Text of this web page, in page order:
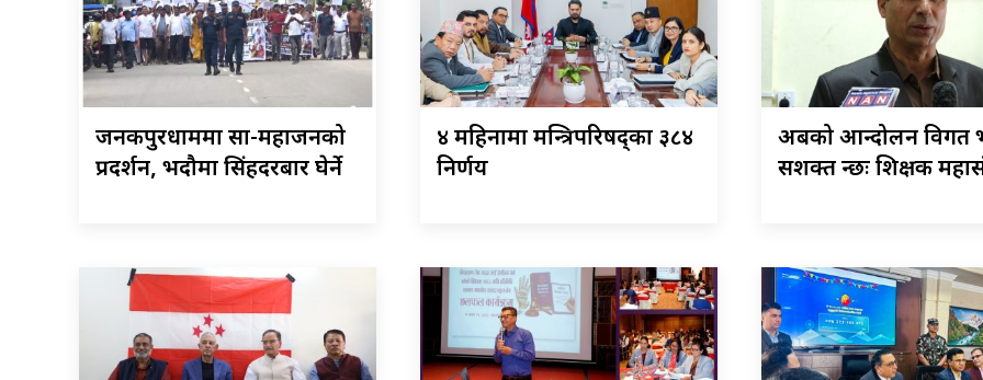
जनकपुरधाममा साहु-महाजनको
प्रदर्शन, भदौमा सिंहदरबार घेर्ने
४ महिनामा मन्त्रिपरिषद्का ३८४
निर्णय
अबको आन्दोलन विगत
सशक्त हुन्छः शिक्षक